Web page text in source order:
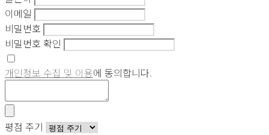
이메일
비밀번호
비밀번호 확인
개인정보 수집 및 이용에 동의합니다.
평점 주기